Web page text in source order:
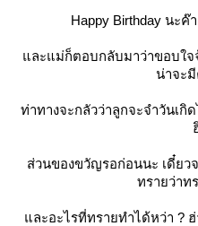
Happy Birthday นะ
และแม่ก็ตอบกลับมาว่าขอบใจ
น่าจะ
ท่าทางจะกลัวว่าลูกจะจำวันเกิ
ส่วนของขวัญรอก่อนนะ เดี๋ย
ทรายว่าท
และอะไรที่ทรายทำได้หว่า ?